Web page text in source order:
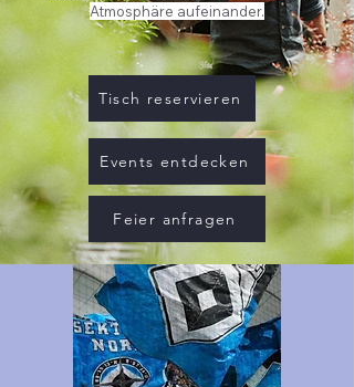
Atmosphäre aufeinander.
Tisch reservieren
Events entdecken
Feier anfragen